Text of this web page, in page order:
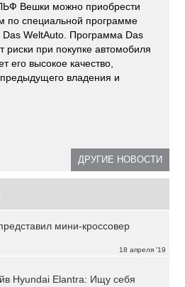
Вешки можно приобрести
по специальной программе
Das WeltAuto. Программа Das
риски при покупке автомобиля
его высокое качество,
владения и
ДРУГИЕ НОВОСТИ
18 апреля '19
мини-кроссовер
Hyundai Elantra: Ищу себя